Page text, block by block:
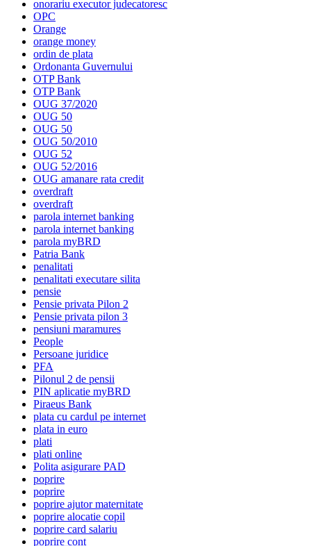
onorariu executor judecatoresc
OPC
Orange
orange money
ordin de plata
Ordonanta Guvernului
OTP Bank
OTP Bank
OUG 37/2020
OUG 50
OUG 50
OUG 50/2010
OUG 52
OUG 52/2016
OUG amanare rata credit
overdraft
overdraft
parola internet banking
parola internet banking
parola myBRD
Patria Bank
penalitati
penalitati executare silita
pensie
Pensie privata Pilon 2
Pensie privata pilon 3
pensiuni maramures
People
Persoane juridice
PFA
Pilonul 2 de pensii
PIN aplicatie myBRD
Piraeus Bank
plata cu cardul pe internet
plata in euro
plati
plati online
Polita asigurare PAD
poprire
poprire
poprire ajutor maternitate
poprire alocatie copil
poprire card salariu
poprire cont